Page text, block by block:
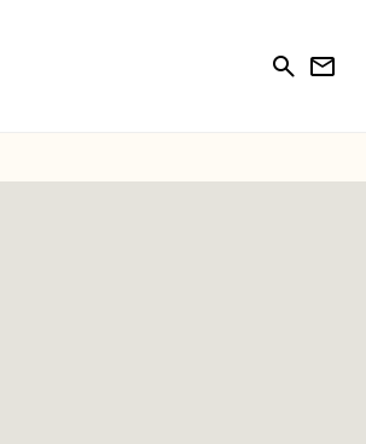
search newsletter